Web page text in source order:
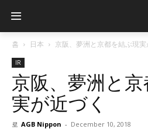
홈 日本 京阪、夢洲と京都を結ぶ現実
IR
京阪、夢洲と
実が近づく
로 AGB Nippon - December 10, 2018